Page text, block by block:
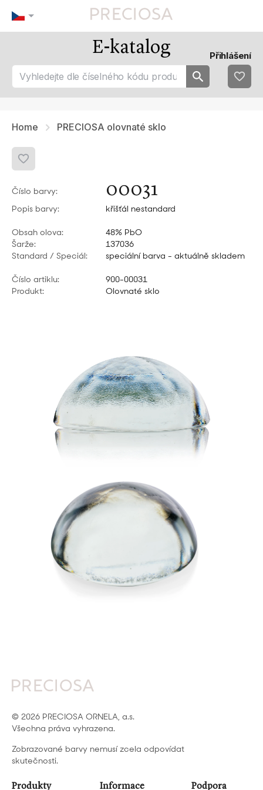
tip 1
tip 2
Nejoblíbenějsí
fav 1
fav 2
fav 5
E-katalog Přihlášení
Home PRECIOSA olovnaté sklo
Číslo barvy: 00031
Popis barvy: křišťál nestandard
Obsah olova:
48% PbO
Šarže:
137036
Standard / Speciál:
speciální barva - aktuálně skladem
Číslo artiklu:
900-00031
Produkt:
Olovnaté sklo
© 2026 PRECIOSA ORNELA, a.s.
Všechna práva vyhrazena.
Zobrazované barvy nemusí zcela odpovídat
skutečnosti.
Produkty Informace Podpora